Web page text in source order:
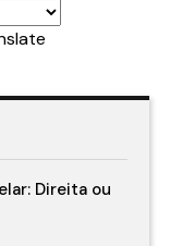
Direita ou